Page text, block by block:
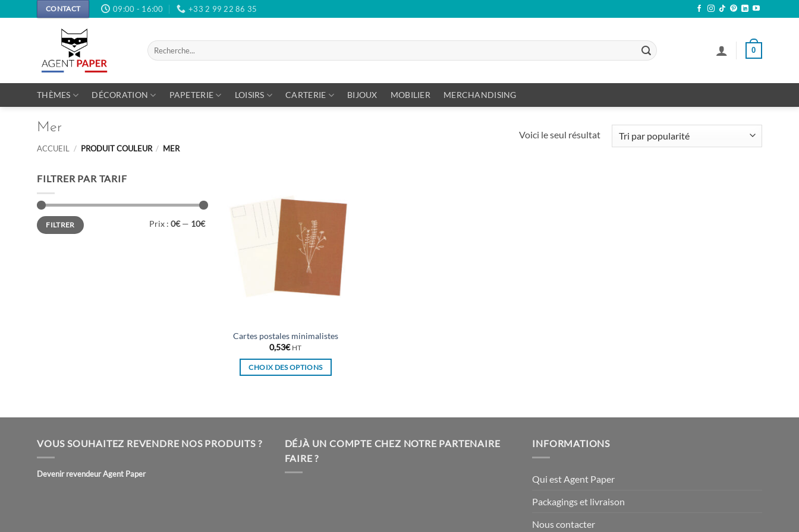
au
CONTACT 09:00 - 16:00 +33 2 99 22 86 35
Recherche
pour :
0
THÈMES DÉCORATION PAPETERIE LOISIRS CARTERIE BIJOUX MOBILIER MERCHANDISING
Mer
ACCUEIL / PRODUIT COULEUR / MER
Voici le seul résultat
FILTRER PAR TARIF
Prix
min
Prix
maxFILTRER Prix : 0€— 10€
Cartes postales minimalistes
0,53€ HT
CHOIX DES OPTIONS
variations.
Les
options
VOUS SOUHAITEZ REVENDRE NOS PRODUITS ?
Devenir revendeur Agent Paper
DÉJÀ UN COMPTE CHEZ NOTRE PARTENAIRE
FAIRE ?
INFORMATIONS
Qui est Agent Paper
Packagings et livraison
Nous contacter